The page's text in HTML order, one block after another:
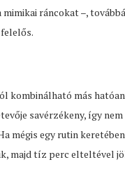
ráncokat –,
kombinálható más
savérzékeny, így
mégis egy rutin
tíz perc elteltével